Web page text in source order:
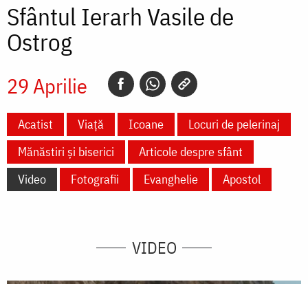
Sfântul Ierarh Vasile de
Ostrog
29 Aprilie
Acatist Viață Icoane
Locuri de pelerinaj
Mănăstiri și biserici
Articole despre sfânt
Video
Fotografii Evanghelie Apostol
VIDEO